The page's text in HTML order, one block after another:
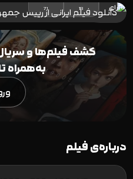
رای 18
71
کشف فیلم‌ها و
به‌همراه
درباره‌ی فیلم